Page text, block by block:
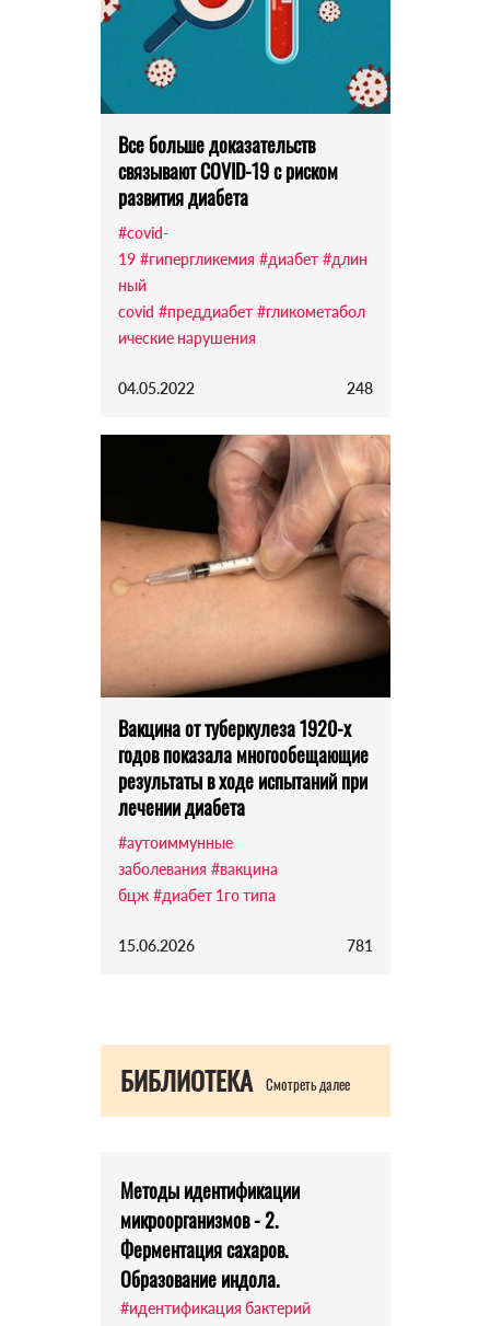
Все больше доказательств
связывают COVID-19 с риском
развития диабета
#covid-
19 #гипергликемия #диабет #длин
ный
covid #преддиабет #гликометабол
ические нарушения
04.05.2022 248
Вакцина от туберкулеза 1920-х
годов показала многообещающие
результаты в ходе испытаний при
лечении диабета
#аутоиммунные
заболевания #вакцина
бцж #диабет 1го типа
15.06.2026 781
БИБЛИОТЕКА Смотреть далее
Методы идентификации
микроорганизмов - 2.
Ферментация сахаров.
Образование индола.
#идентификация бактерий